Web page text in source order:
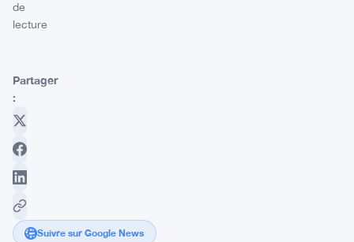
de
lecture
Partager
:
Suivre sur Google News